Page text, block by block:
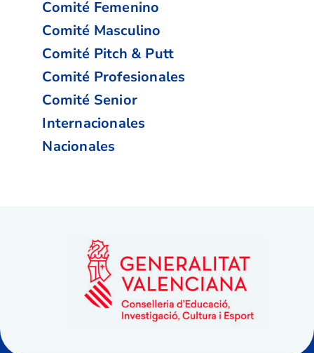
Comité Femenino
Comité Masculino
Comité Pitch & Putt
Comité Profesionales
Comité Senior
Internacionales
Nacionales